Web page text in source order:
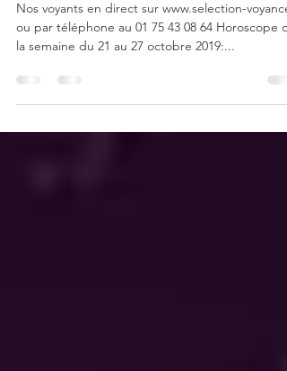
au 27 octobre 2019 - Experts-
Voyance
Nos voyants en direct sur www.selection-
la semaine du 21 au 27 octobre 2019:...